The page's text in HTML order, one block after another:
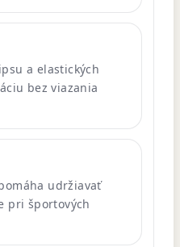
a elastických
bez viazania
udržiavať
pri športových